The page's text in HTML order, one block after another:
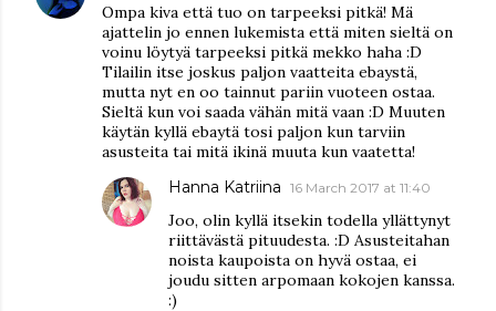
Ompa kiva että tuo on tarpeeksi pitkä! Mä
ajattelin jo ennen lukemista että miten sieltä on
voinu löytyä tarpeeksi pitkä mekko haha :D
Tilailin itse joskus paljon vaatteita ebaystä,
mutta nyt en oo tainnut pariin vuoteen ostaa.
Sieltä kun voi saada vähän mitä vaan :D Muuten
käytän kyllä ebaytä tosi paljon kun tarviin
asusteita tai mitä ikinä muuta kun vaatetta!
Hanna Katriina 16 March 2017 at 11:40
Joo, olin kyllä itsekin todella yllättynyt
riittävästä pituudesta. :D Asusteitahan
noista kaupoista on hyvä ostaa, ei
joudu sitten arpomaan kokojen kanssa.
:)